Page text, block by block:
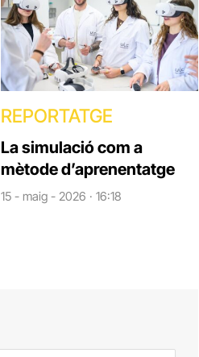
REPORTATGE
La simulació com a
mètode d’aprenentatge
15 - maig - 2026 · 16:18